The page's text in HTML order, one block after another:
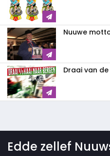
Nuuwe
Draai van
Edde zellef